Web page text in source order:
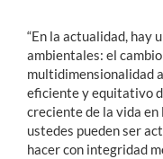
“En la actualidad, hay
ambientales: el
multidimensionalidad
eficiente y equitativo
creciente de la vida
ustedes pueden ser
hacer con integridad